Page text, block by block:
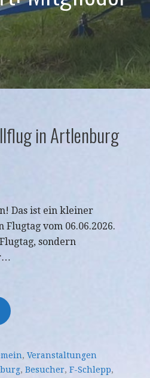
in Artlenburg
Das ist ein kleiner
vom 06.06.2026.
sondern
, Veranstaltungen
, Besucher, F-Schlepp,